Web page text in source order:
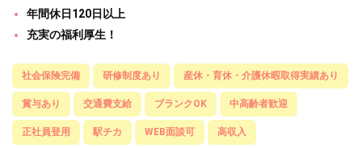
年間休日120日以上
充実の福利厚生！
社会保険完備 研修制度あり 産休・育休・介護休暇取得実績あり
賞与あり 交通費支給 ブランクOK 中高齢者歓迎
正社員登用 駅チカ WEB面談可 高収入